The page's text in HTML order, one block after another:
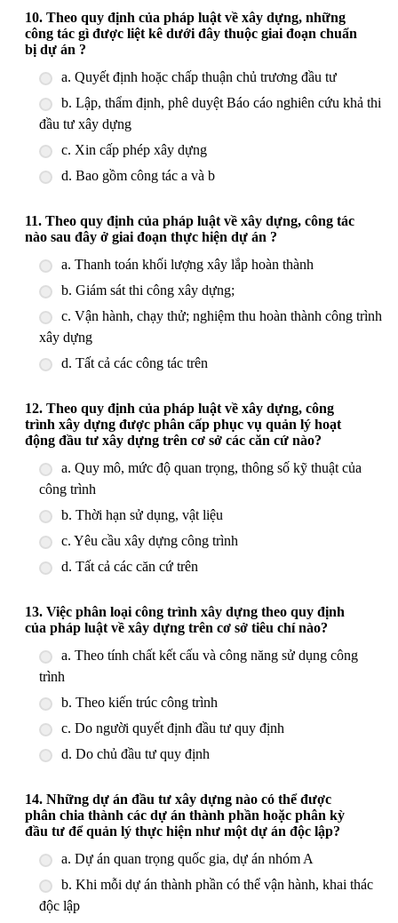
10. Theo quy định của pháp luật về xây dựng, những
công tác gì được liệt kê dưới đây thuộc giai đoạn chuẩn
bị dự án ?
a. Quyết định hoặc chấp thuận chủ trương đầu tư
b. Lập, thẩm định, phê duyệt Báo cáo nghiên cứu khả thi
đầu tư xây dựng
c. Xin cấp phép xây dựng
d. Bao gồm công tác a và b
11. Theo quy định của pháp luật về xây dựng, công tác
nào sau đây ở giai đoạn thực hiện dự án ?
a. Thanh toán khối lượng xây lắp hoàn thành
b. Giám sát thi công xây dựng;
c. Vận hành, chạy thử; nghiệm thu hoàn thành công trình
xây dựng
d. Tất cả các công tác trên
12. Theo quy định của pháp luật về xây dựng, công
trình xây dựng được phân cấp phục vụ quản lý hoạt
động đầu tư xây dựng trên cơ sở các căn cứ nào?
a. Quy mô, mức độ quan trọng, thông số kỹ thuật của
công trình
b. Thời hạn sử dụng, vật liệu
c. Yêu cầu xây dựng công trình
d. Tất cả các căn cứ trên
13. Việc phân loại công trình xây dựng theo quy định
của pháp luật về xây dựng trên cơ sở tiêu chí nào?
a. Theo tính chất kết cấu và công năng sử dụng công
trình
b. Theo kiến trúc công trình
c. Do người quyết định đầu tư quy định
d. Do chủ đầu tư quy định
14. Những dự án đầu tư xây dựng nào có thể được
phân chia thành các dự án thành phần hoặc phân kỳ
đầu tư để quản lý thực hiện như một dự án độc lập?
a. Dự án quan trọng quốc gia, dự án nhóm A
b. Khi mỗi dự án thành phần có thể vận hành, khai thác
độc lập